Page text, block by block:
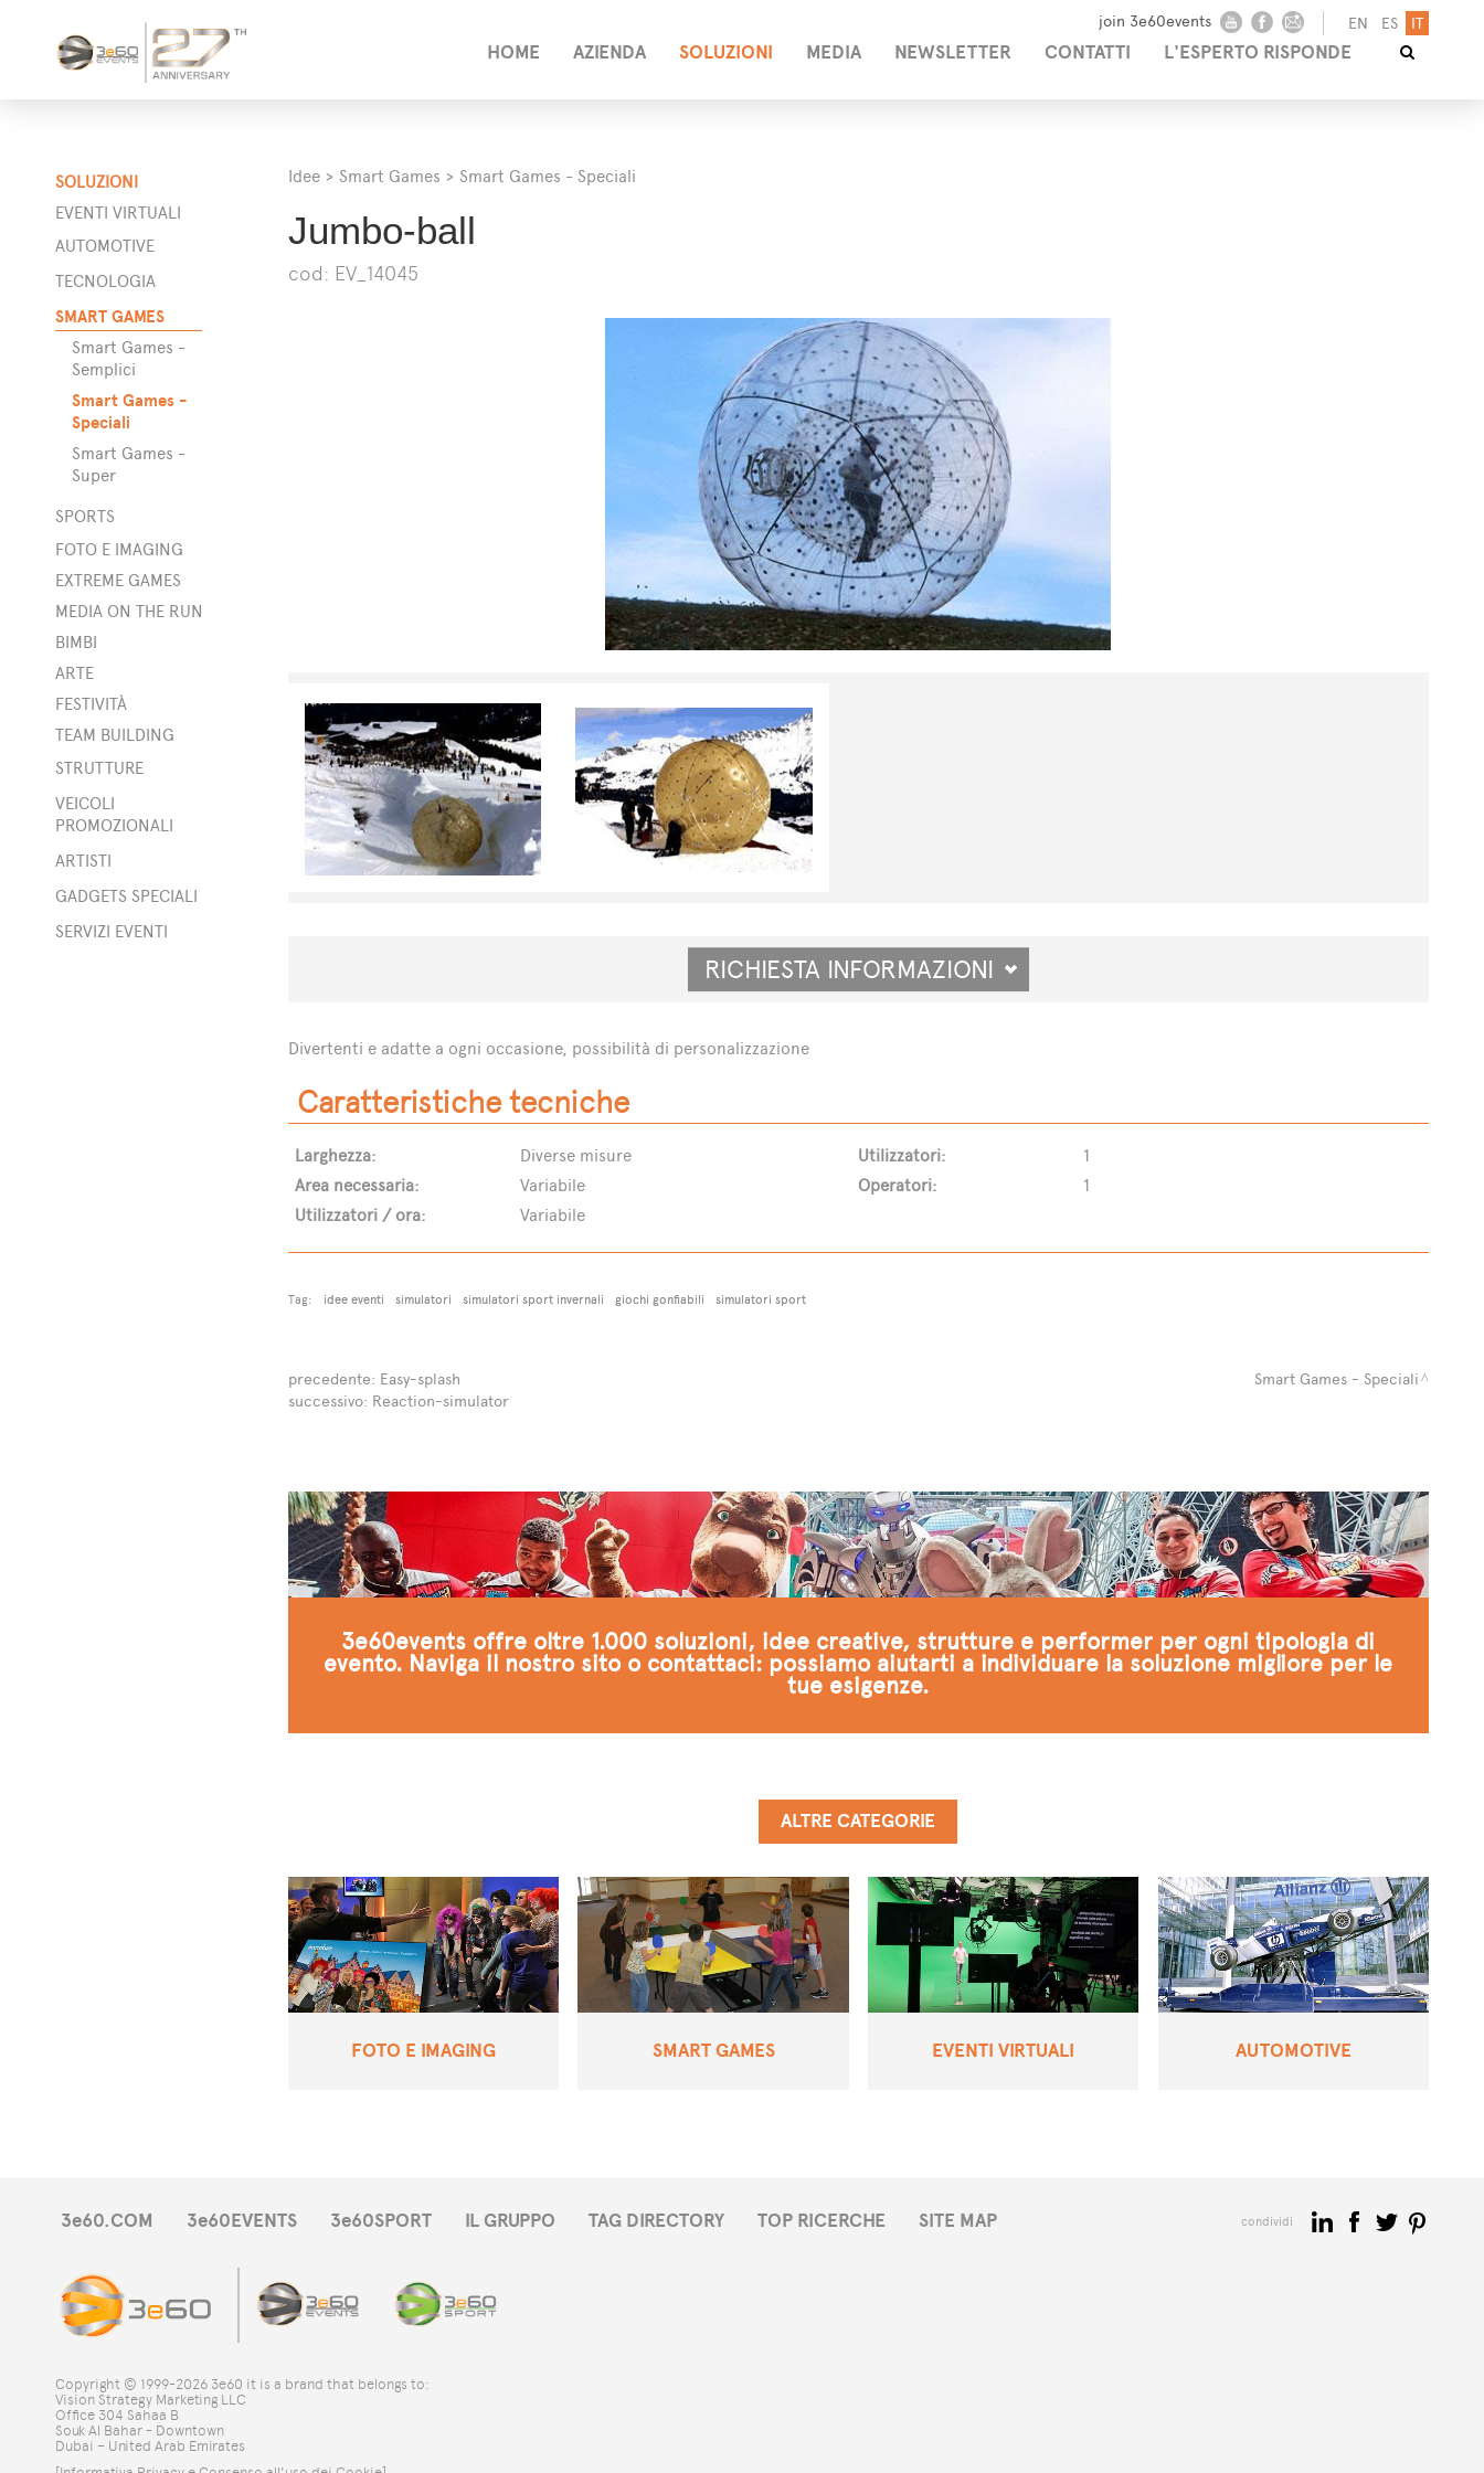
EN ES IT
join 3e60events
HOME AZIENDA SOLUZIONI MEDIA NEWSLETTER CONTATTI L'ESPERTO RISPONDE
SOLUZIONI
EVENTI VIRTUALI
AUTOMOTIVE
TECNOLOGIA
SMART GAMES
Smart Games -
Semplici
Smart Games -
Speciali
Smart Games -
Super
SPORTS
FOTO E IMAGING
EXTREME GAMES
MEDIA ON THE RUN
BIMBI
ARTE
FESTIVITÀ
TEAM BUILDING
STRUTTURE
VEICOLI
PROMOZIONALI
ARTISTI
GADGETS SPECIALI
SERVIZI EVENTI
Idee > Smart Games > Smart Games - Speciali
Jumbo-ball
cod: EV_14045
RICHIESTA INFORMAZIONI
Divertenti e adatte a ogni occasione, possibilità di personalizzazione
Caratteristiche tecniche
Larghezza: Diverse misure Utilizzatori:
1
Area necessaria:
Variabile Operatori:
1
Utilizzatori / ora:
Variabile
Tag: idee eventi simulatori simulatori sport invernali giochi gonfiabili simulatori sport
precedente: Easy-splash
successivo: Reaction-simulator
Smart Games - Speciali
3e60events offre oltre 1.000 soluzioni, idee creative, strutture e performer per ogni tipologia di
evento. Naviga il nostro sito o contattaci: possiamo aiutarti a individuare la soluzione migliore per le
tue esigenze.
ALTRE CATEGORIE
FOTO E IMAGING SMART GAMES EVENTI VIRTUALI AUTOMOTIVE
condividi
3e60.COM 3e60EVENTS 3e60SPORT IL GRUPPO TAG DIRECTORY TOP RICERCHE SITE MAP
Copyright © 1999-2026 3e60 it is a brand that belongs to:
Vision Strategy Marketing LLC
Office 304 Sahaa B
Souk Al Bahar - Downtown
Dubai – United Arab Emirates